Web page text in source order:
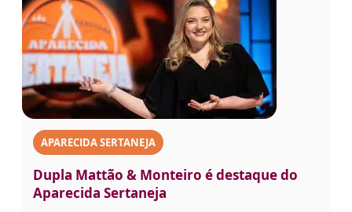
APARECIDA SERTANEJA
Dupla Mattão & Monteiro é destaque do
Aparecida Sertaneja